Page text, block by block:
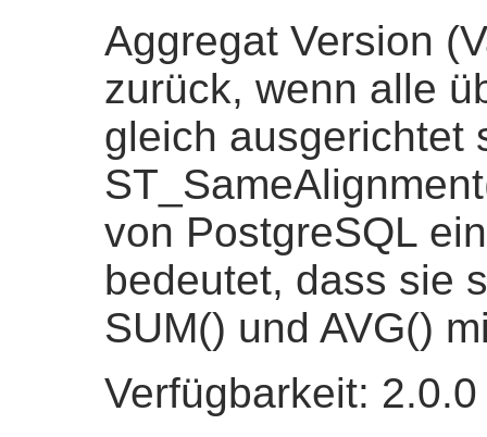
Aggregat Version
zurück, wenn alle
gleich ausgerichtet
von PostgreSQL
bedeutet, dass sie
SUM() und AVG()
Verfügbarkeit: 2.0.0